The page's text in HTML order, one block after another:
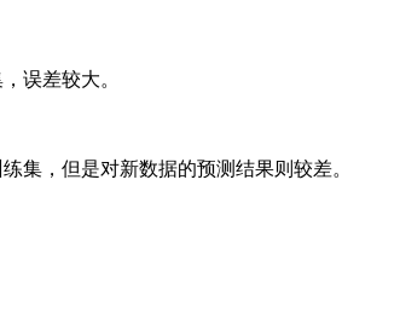
误差较大。
集，但是对新数据的预测结果则较差。